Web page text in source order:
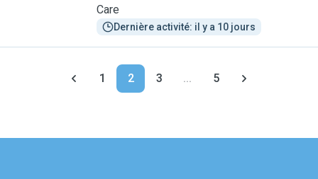
Care
Dernière activité: il y a 10 jours
1 2 3 ... 5